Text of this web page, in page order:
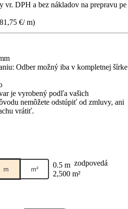
DPH a bez nákladov na prepravu pe
81,75 €/ m)
: Odber možný iba v kompletnej šírke
je vyrobený podľa vašich
nemôžete odstúpiť od zmluvy, ani
vrátiť.
m m² 0.5 m zodpovedá
2,500 m²